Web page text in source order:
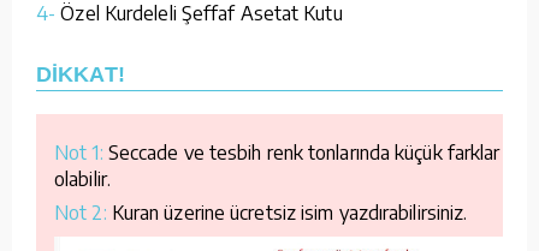
4- Özel Kurdeleli Şeffaf Asetat Kutu
DİKKAT!
Not 1: Seccade ve tesbih renk tonlarında küçük farklar
olabilir.
Not 2: Kuran üzerine ücretsiz isim yazdırabilirsiniz.